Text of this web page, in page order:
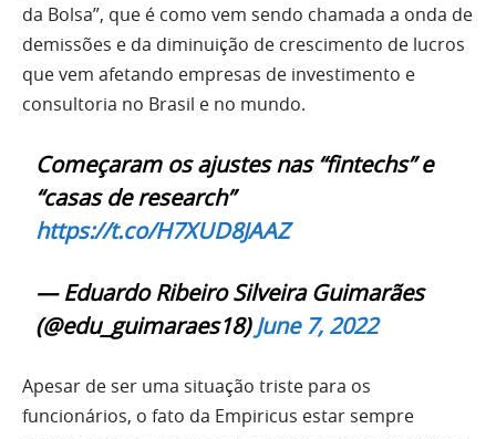
da Bolsa”, que é como vem sendo chamada a onda de
demissões e da diminuição de crescimento de lucros
que vem afetando empresas de investimento e
consultoria no Brasil e no mundo.
Começaram os ajustes nas “fintechs” e
“casas de research”
https://t.co/H7XUD8JAAZ
— Eduardo Ribeiro Silveira Guimarães
(@edu_guimaraes18)June 7, 2022
Apesar de ser uma situação triste para os
funcionários, o fato da Empiricus estar sempre